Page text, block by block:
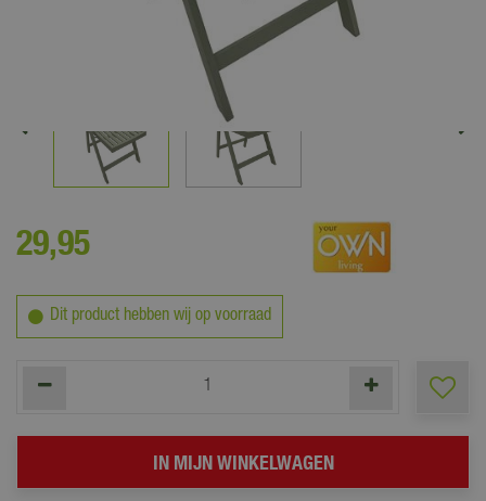
29,95
Dit product hebben wij op voorraad